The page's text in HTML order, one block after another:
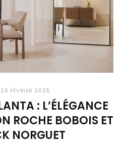
26 FÉVRIER 2025
: L’ÉLÉGANCE
ROCHE BOBOIS ET
NORGUET